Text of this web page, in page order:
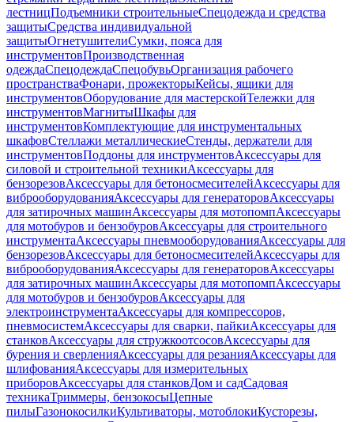
лестницПодъемники строительныеСпецодежда и средства
защитыСредства индивидуальной
защитыОгнетушителиСумки, пояса для
инструментовПроизводственная
одеждаСпецодеждаСпецобувьОрганизация рабочего
пространстваФонари, прожекторыКейсы, ящики для
инструментовОборудование для мастерскойТележки для
инструментовМагнитыШкафы для
инструментовКомплектующие для инструментальных
шкафовСтеллажи металлическиеСтенды, держатели для
инструментовПоддоны для инструментовАксессуары для
силовой и строительной техникиАксессуары для
бензорезовАксессуары для бетоносмесителейАксессуары для
виброоборудованияАксессуары для генераторовАксессуары
для затирочных машинАксессуары для мотопомпАксессуары
для мотобуров и бензобуровАксессуары для строительного
инструментаАксессуары пневмооборудованияАксессуары для
бензорезовАксессуары для бетоносмесителейАксессуары для
виброоборудованияАксессуары для генераторовАксессуары
для затирочных машинАксессуары для мотопомпАксессуары
для мотобуров и бензобуровАксессуары для
электроинструментаАксессуары для компрессоров,
пневмосистемАксессуары для сварки, пайкиАксессуары для
станковАксессуары для стружкоотсосовАксессуары для
бурения и сверленияАксессуары для резанияАксессуары для
шлифованияАксессуары для измерительных
приборовАксессуары для станковДом и садСадовая
техникаТриммеры, бензокосыЦепные
пилыГазонокосилкиКультиваторы, мотоблокиКусторезы,